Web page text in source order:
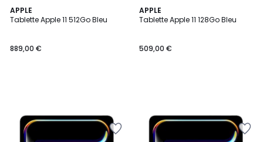
APPLE
Tablette Apple 11 512Go Bleu
889,00 €
APPLE
Tablette Apple 11 128Go Bleu
509,00 €